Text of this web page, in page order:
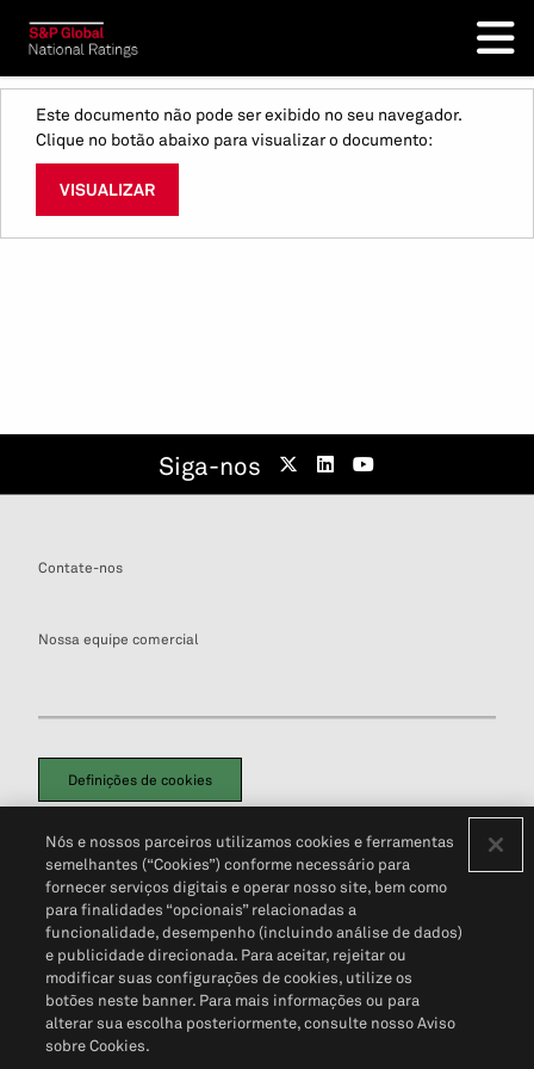
Este documento não pode ser exibido no seu navegador.
Clique no botão abaixo para visualizar o documento:
VISUALIZAR
Siga-nos
Contate-nos
Nossa equipe comercial
Definições de cookies
Política de PrivacidadePortal de privacidade do cliente (em inglês)
Não Venda Minhas Informações Pessoais© 2026 S&P Global
Nós e nossos parceiros utilizamos cookies e ferramentas
semelhantes (“Cookies”) conforme necessário para
fornecer serviços digitais e operar nosso site, bem como
para finalidades “opcionais” relacionadas a
funcionalidade, desempenho (incluindo análise de dados)
e publicidade direcionada. Para aceitar, rejeitar ou
modificar suas configurações de cookies, utilize os
botões neste banner. Para mais informações ou para
alterar sua escolha posteriormente, consulte nosso Aviso
sobre Cookies.